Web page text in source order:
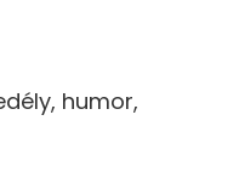
humor,